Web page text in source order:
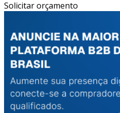
Solicitar orçamento